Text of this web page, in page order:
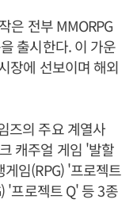
은 전부 MMORPG
출시한다. 이 가운
장에 선보이며 해외
즈의 주요 계열사
캐주얼 게임 '발할
임(RPG) '프로젝트
'프로젝트 Q' 등 3종